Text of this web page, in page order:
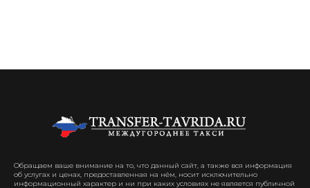
Обращаем ваше внимание на то, что данный сайт, а также вся информация
об услугах и ценах, предоставленная на нём, носит исключительно
информационный характер и ни при каких условиях не является публичной